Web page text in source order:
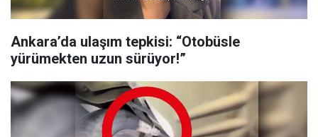
Ankara’da ulaşım tepkisi: “Otobüsle
yürümekten uzun sürüyor!”